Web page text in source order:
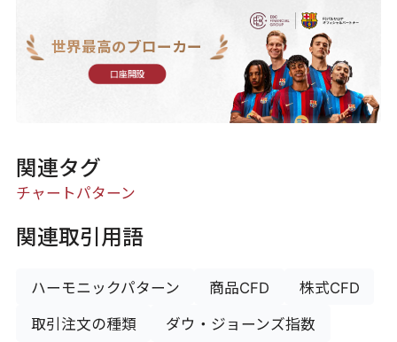
世界最高のブローカー
口座開設
関連タグ
チャートパターン
関連取引用語
ハーモニックパターン 商品CFD 株式CFD
取引注文の種類 ダウ・ジョーンズ指数